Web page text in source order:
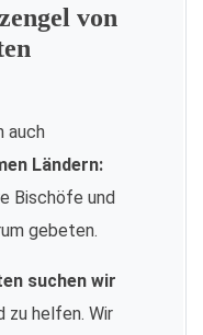
von
auch
Ländern:
Bischöfe und
gebeten.
suchen wir
zu helfen. Wir